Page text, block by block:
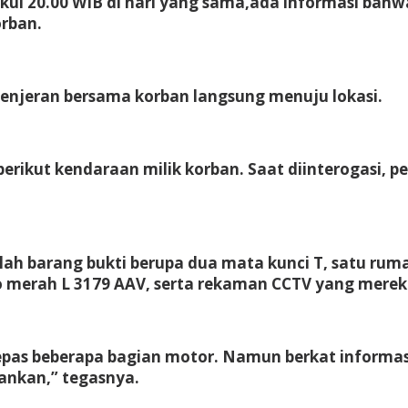
bersama korban langsung menuju lokasi.
kendaraan milik korban. Saat diinterogasi,
barang bukti berupa dua mata kunci T, satu
L 3179 AAV, serta rekaman CCTV yang
beberapa bagian motor. Namun berkat
tegasnya.